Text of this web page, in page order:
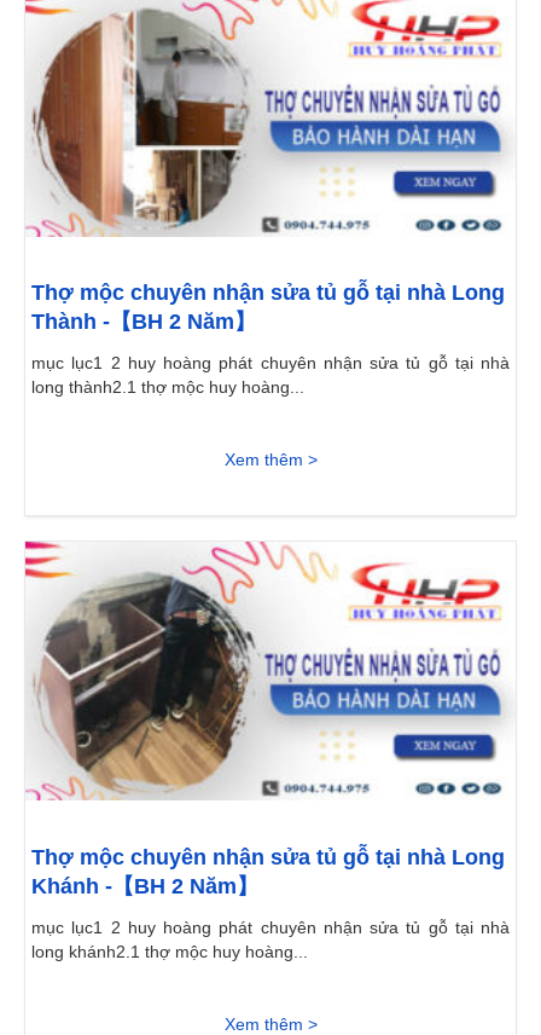
Thợ mộc chuyên nhận sửa tủ gỗ tại nhà Long
Thành -【BH 2 Năm】
mục lục1 2 huy hoàng phát chuyên nhận sửa tủ gỗ tại nhà
long thành2.1 thợ mộc huy hoàng...
Xem thêm >
Thợ mộc chuyên nhận sửa tủ gỗ tại nhà Long
Khánh -【BH 2 Năm】
mục lục1 2 huy hoàng phát chuyên nhận sửa tủ gỗ tại nhà
long khánh2.1 thợ mộc huy hoàng...
Xem thêm >